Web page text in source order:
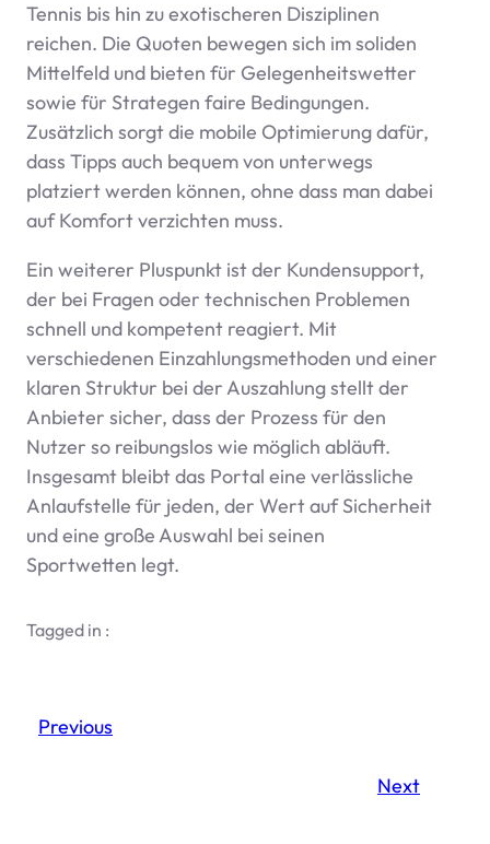
Tennis bis hin zu exotischeren Disziplinen
reichen. Die Quoten bewegen sich im soliden
Mittelfeld und bieten für Gelegenheitswetter
sowie für Strategen faire Bedingungen.
Zusätzlich sorgt die mobile Optimierung dafür,
dass Tipps auch bequem von unterwegs
platziert werden können, ohne dass man dabei
auf Komfort verzichten muss.
Ein weiterer Pluspunkt ist der Kundensupport,
der bei Fragen oder technischen Problemen
schnell und kompetent reagiert. Mit
verschiedenen Einzahlungsmethoden und einer
klaren Struktur bei der Auszahlung stellt der
Anbieter sicher, dass der Prozess für den
Nutzer so reibungslos wie möglich abläuft.
Insgesamt bleibt das Portal eine verlässliche
Anlaufstelle für jeden, der Wert auf Sicherheit
und eine große Auswahl bei seinen
Sportwetten legt.
Tagged in :
Previous
Next